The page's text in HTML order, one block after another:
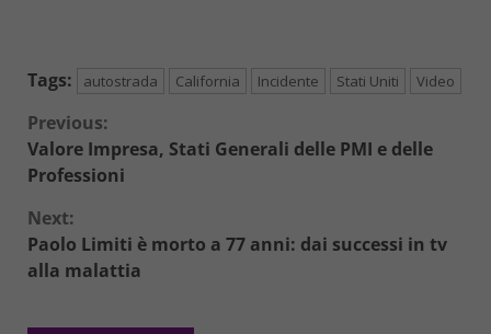
Tags: autostrada California Incidente Stati Uniti Video
Continue
Reading
Previous:
Valore Impresa, Stati Generali delle PMI e delle
Professioni
Next:
Paolo Limiti è morto a 77 anni: dai successi in tv
alla malattia